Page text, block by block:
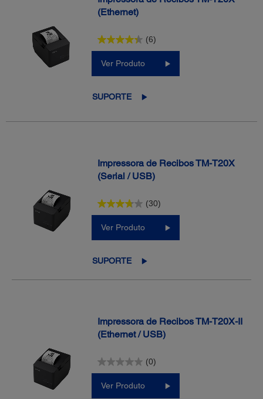
(Ethernet)
(6)
Ver Produto
SUPORTE
Impressora de Recibos TM-T20X
(Serial / USB)
(30)
Ver Produto
SUPORTE
Impressora de Recibos TM-T20X-II
(Ethernet / USB)
(0)
Ver Produto